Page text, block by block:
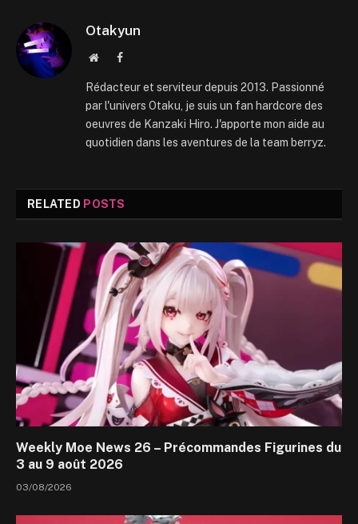
Otakyun
WebsiteFacebook
Rédacteur et serviteur depuis 2013. Passionné
par l'univers Otaku, je suis un fan hardcore des
oeuvres de Kanzaki Hiro. J'apporte mon aide au
quotidien dans les aventures de la team berryz.
RELATED POSTS
Weekly Moe News 26 – Précommandes Figurines du
3 au 9 août 2026
03/08/2026